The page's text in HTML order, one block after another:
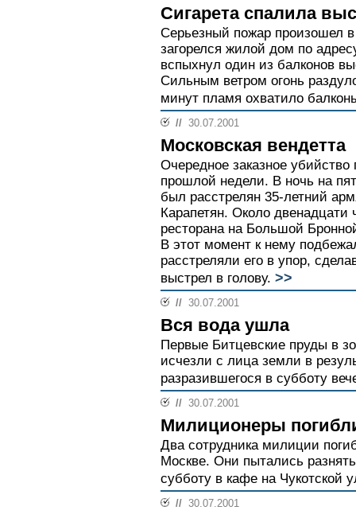
Сигарета спалила
Серьезный пожар произошел
загорелся жилой дом по
вспыхнул один из балконов
Сильным ветром огонь
минут пламя охватило
// 30.07.2001
Московская вендетта
Очередное заказное
прошлой недели. В ночь на
был расстрелян 35-летний
Карапетян. Около
ресторана на Большой
В этот момент к нему
расстреляли его в упор,
выстрел в голову. >>
// 30.07.2001
Вся вода ушла
Первые Битцевские пруды в
исчезли с лица земли в
разразившегося в субботу
// 30.07.2001
Милиционеры
Два сотрудника милиции
Москве. Они пытались
субботу в кафе на Чукотской
// 30.07.2001